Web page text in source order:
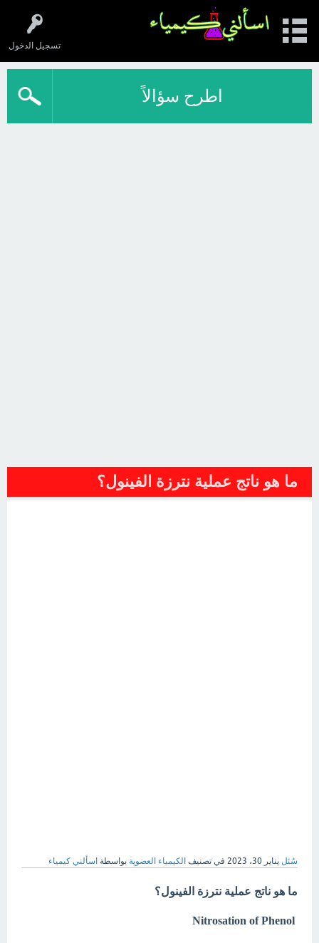
تسجيل الدخول
اطرح سؤالاً
ما هو ناتج عملية نترزة الفينول؟
سُئل يناير 30، 2023 في تصنيف الكيمياء العضوية بواسطة اسألني كيمياء
ما هو ناتج عملية نترزة الفينول؟